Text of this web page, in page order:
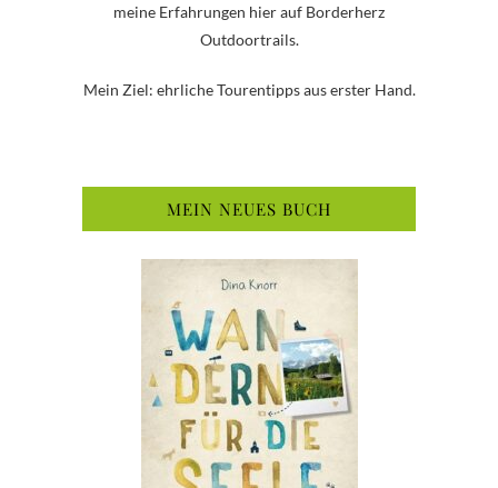
meine Erfahrungen hier auf Borderherz
Outdoortrails.
Mein Ziel: ehrliche Tourentipps aus erster Hand.
MEIN NEUES BUCH